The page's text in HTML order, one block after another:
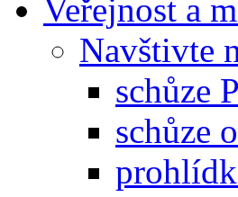
Veřejnost a
Navštivte
schůze
schůze